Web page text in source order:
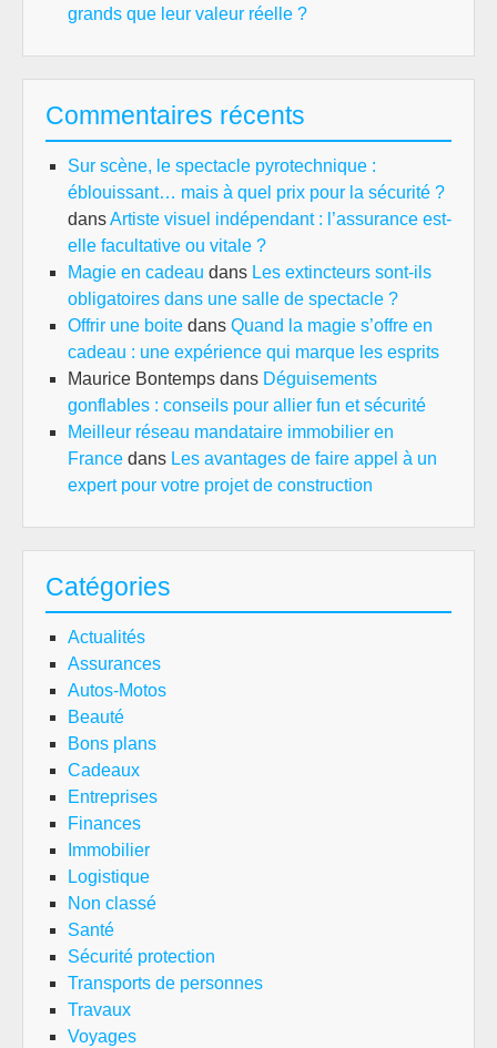
grands que leur valeur réelle ?
Commentaires récents
Sur scène, le spectacle pyrotechnique :
éblouissant… mais à quel prix pour la sécurité ?
dansArtiste visuel indépendant : l’assurance est-
elle facultative ou vitale ?
Magie en cadeau dans Les extincteurs sont-ils
obligatoires dans une salle de spectacle ?
Offrir une boite dans Quand la magie s’offre en
cadeau : une expérience qui marque les esprits
Maurice Bontemps dans Déguisements
gonflables : conseils pour allier fun et sécurité
Meilleur réseau mandataire immobilier en
France dans Les avantages de faire appel à un
expert pour votre projet de construction
Catégories
Actualités
Assurances
Autos-Motos
Beauté
Bons plans
Cadeaux
Entreprises
Finances
Immobilier
Logistique
Non classé
Santé
Sécurité protection
Transports de personnes
Travaux
Voyages